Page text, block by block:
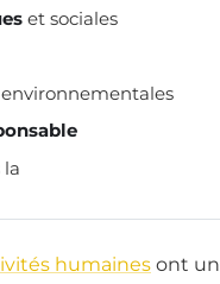
et sociales
humaines ont un